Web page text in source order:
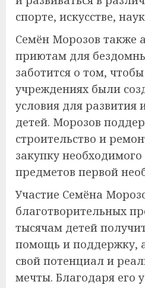
спорте, искусстве,
Семён Морозов также
приютам для
заботится о том,
учреждениях были
условия для развития
детей. Морозов
строительство и
закупку
предметов первой
Участие Семёна
благотворительных
тысячам детей
помощь и поддержку,
свой потенциал и
мечты. Благодаря его